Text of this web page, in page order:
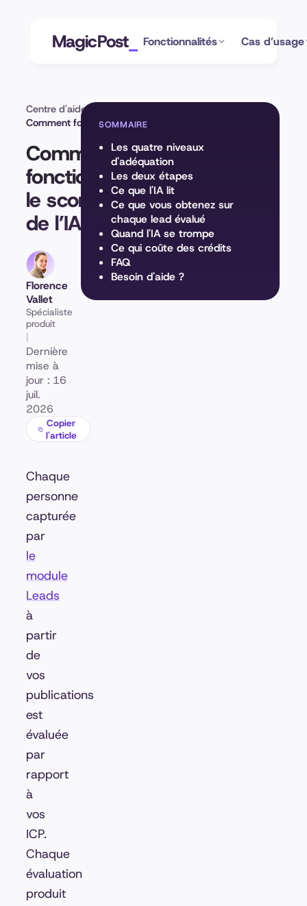
MagicPost Fonctionnalités Cas d’usage
Centre d'aide
Comment fonctionne le scoring de l’IA
Comment
fonctionne
le scoring
de l’IA
Florence
Vallet
Spécialiste
produit
|
Dernière
mise à
jour : 16
juil.
2026
Copier
l'article
Chaque
personne
capturée
par
le
module
Leads
à
partir
de
vos
publications
est
évaluée
par
rapport
à
vos
ICP.
Chaque
évaluation
produit
SOMMAIRE
Les quatre niveaux
d'adéquation
Les deux étapes
Ce que l'IA lit
Ce que vous obtenez sur
chaque lead évalué
Quand l'IA se trompe
Ce qui coûte des crédits
FAQ
Besoin d'aide ?